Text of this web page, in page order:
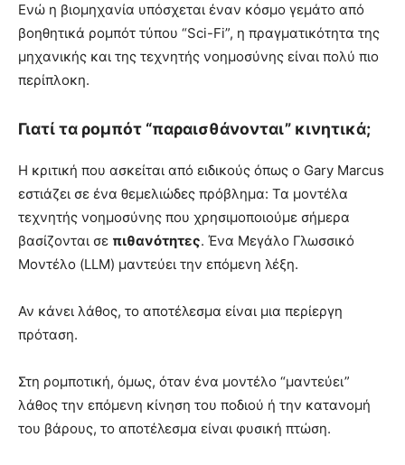
Ενώ η βιομηχανία υπόσχεται έναν κόσμο γεμάτο από
βοηθητικά ρομπότ τύπου “Sci-Fi”, η πραγματικότητα της
μηχανικής και της τεχνητής νοημοσύνης είναι πολύ πιο
περίπλοκη.
Γιατί τα ρομπότ “παραισθάνονται” κινητικά;
Η κριτική που ασκείται από ειδικούς όπως ο Gary Marcus
εστιάζει σε ένα θεμελιώδες πρόβλημα: Τα μοντέλα
τεχνητής νοημοσύνης που χρησιμοποιούμε σήμερα
βασίζονται σε πιθανότητες. Ένα Μεγάλο Γλωσσικό
Μοντέλο (LLM) μαντεύει την επόμενη λέξη.
Αν κάνει λάθος, το αποτέλεσμα είναι μια περίεργη
πρόταση.
Στη ρομποτική, όμως, όταν ένα μοντέλο “μαντεύει”
λάθος την επόμενη κίνηση του ποδιού ή την κατανομή
του βάρους, το αποτέλεσμα είναι φυσική πτώση.